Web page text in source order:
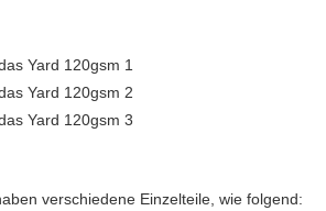
verschiedene Einzelteile, wie folgend: